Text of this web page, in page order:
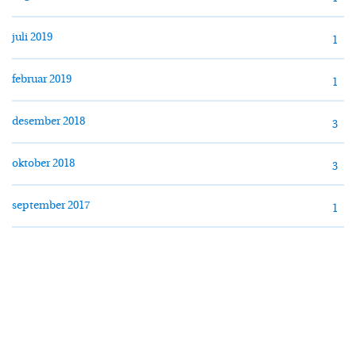
juli 2019 1
februar 2019 1
desember 2018 3
oktober 2018 3
september 2017 1